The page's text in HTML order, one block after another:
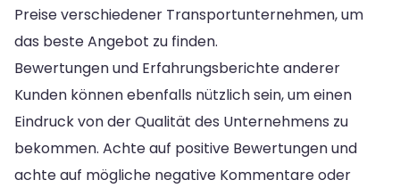
Preise verschiedener Transportunternehmen, um
das beste Angebot zu finden.
Bewertungen und Erfahrungsberichte anderer
Kunden können ebenfalls nützlich sein, um einen
Eindruck von der Qualität des Unternehmens zu
bekommen. Achte auf positive Bewertungen und
achte auf mögliche negative Kommentare oder